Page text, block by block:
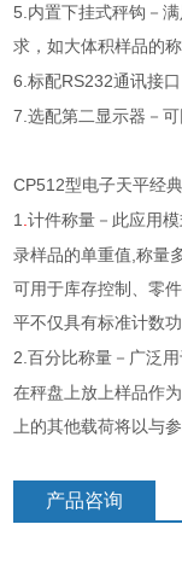
5. 内置下挂式秤钩－
求，如大体积样品的
6.标配RS232通讯接
7.选配第二显示器－
CP512型电子天平经
1 .计件称量 －此应用
录样品的单重值 ,称量
可用于库存控制、零
平不仅具有标准计数
2.百分比称量 －广泛
在秤盘上放上样品作
上的其他载荷将以与
产品咨询